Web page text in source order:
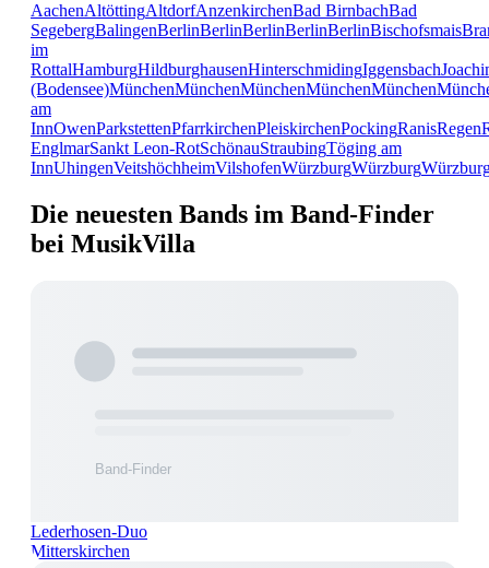
AachenAltöttingAltdorfAnzenkirchenBad BirnbachBad
SegebergBalingenBerlinBerlinBerlinBerlinBerlinBischofsmais
im
RottalHamburgHildburghausenHinterschmidingIggensbach
(Bodensee)MünchenMünchenMünchenMünchenMünchen
am
InnOwenParkstettenPfarrkirchenPleiskirchenPockingRanisRegen
EnglmarSankt Leon-RotSchönauStraubingTöging am
InnUhingenVeitshöchheimVilshofenWürzburgWürzburg
Die neuesten Bands im Band-Finder
bei MusikVilla
Lederhosen-Duo
Mitterskirchen